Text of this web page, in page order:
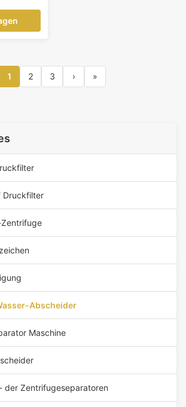
1 2 3 › »
Druckfilter
Abscheider
Maschine
der Zentrifugeseparatoren